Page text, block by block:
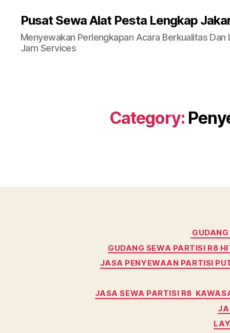
Pusat Sewa Alat Pesta Lengkap
Menyewakan Perlengkapan Acara Berkualitas Dan
Jam Services
Category:
GUDANG SEWA PARTISI R8
JASA PENYEWAAN PARTISI
JASA SEWA PARTISI R8